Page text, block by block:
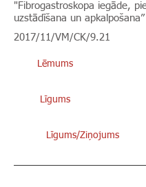
"Fibrogastroskopa iegāde,
uzstādīšana un apkalpošana”
2017/11/VM/CK/9.21
Lēmums
Līgums
Līgums/Ziņojums